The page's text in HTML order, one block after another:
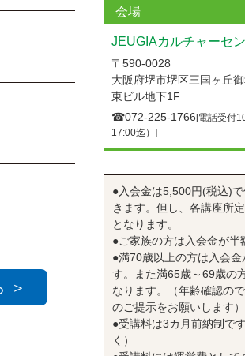
＞
会場
JEUGIAカルチャーセ
〒590-0028
大阪府堺市堺区三国ヶ丘
東ビル地下1F
☎︎072-225-1766[電話受付
17:00迄）]
●入会金は5,500円(税込)
きます。但し、各講座所
となります。
●ご家族の方は入会金が半
●満70歳以上の方は入会金
す。また満65歳～69歳の
なります。（年齢確認の
のご提示をお願いします）
●受講料は3カ月前納制で
く）